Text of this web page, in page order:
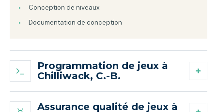
Conception de niveaux
Documentation de conception
Programmation de jeux à
Chilliwack, C.-B.
Assurance qualité de jeux à